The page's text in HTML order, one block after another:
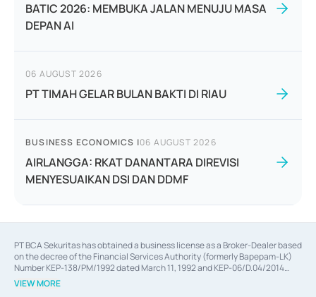
BATIC 2026: MEMBUKA JALAN MENUJU MASA
DEPAN AI
06 AUGUST 2026
PT TIMAH GELAR BULAN BAKTI DI RIAU
BUSINESS ECONOMICS |06 AUGUST 2026
AIRLANGGA: RKAT DANANTARA DIREVISI
MENYESUAIKAN DSI DAN DDMF
PT BCA Sekuritas has obtained a business license as a Broker-Dealer based
on the decree of the Financial Services Authority (formerly Bapepam-LK)
Number KEP-138/PM/1992 dated March 11, 1992 and KEP-06/D.04/2014
dated February 28, 2014, a business license as an Underwriter based on the
decree of the Financial Services Authority Number KEP-12/PM/PEE/1997
VIEW MORE